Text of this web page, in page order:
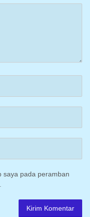
saya pada peramban